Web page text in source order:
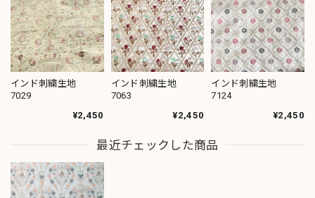
インド刺繍生地
7029
¥2,450
インド刺繍生地
7063
¥2,450
インド刺繍生地
7124
¥2,450
最近チェックした商品